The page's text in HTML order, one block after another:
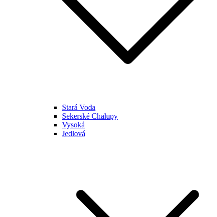
Stará Voda
Sekerské Chalupy
Vysoká
Jedlová